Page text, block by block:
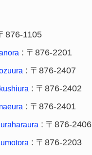
876-1105
: 〒876-2201
: 〒876-2407
: 〒876-2402
: 〒876-2401
: 〒876-2406
: 〒876-2203